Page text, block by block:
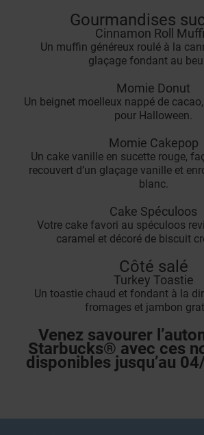
Gourmandises
Cinnamon Roll
Un muffin généreux roulé à la
glaçage fondant au
Momie Donut
Un beignet moelleux nappé de
pour Halloween.
Momie Cakepop
Un cake vanille en sucette rouge,
recouvert d’un glaçage vanille et
blanc.
Cake Spéculoos
Votre cake favori au spéculoos
caramel et décoré de biscuit
Côté salé
Turkey Toastie
Un toastie chaud et fondant à la
fromages et jambon
Venez savourer
Starbucks® avec ces
disponibles jusqu’au